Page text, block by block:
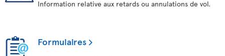
Information relative aux retards ou annulations de vol.
Formulaires